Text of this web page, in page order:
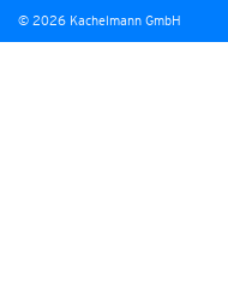
© 2026 Kachelmann GmbH